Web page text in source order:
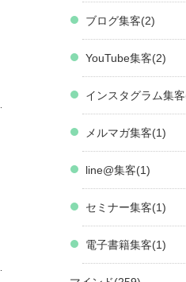
ブログ集客 2
YouTube集客 2
インスタグラム集客
メルマガ集客 1
line@集客 1
セミナー集客 1
電子書籍集客 1